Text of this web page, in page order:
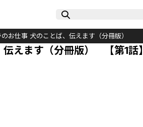
お仕事 犬のことば、伝えます（分冊版）
えます（分冊版） 【第1話】